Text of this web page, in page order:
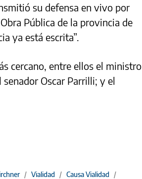
su defensa en vivo por
Pública de la provincia de
ya está escrita”.
cercano, entre ellos el ministro
senador Oscar Parrilli; y el
/ Vialidad / Causa Vialidad /